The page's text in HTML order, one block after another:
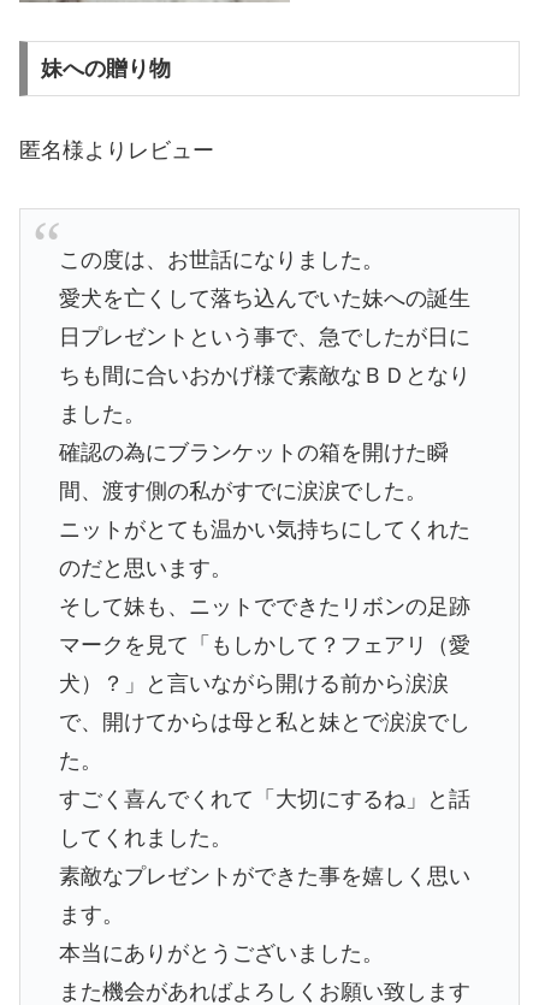
妹への贈り物
匿名様よりレビュー
この度は、お世話になりました。
愛犬を亡くして落ち込んでいた妹への誕生
日プレゼントという事で、急でしたが日に
ちも間に合いおかげ様で素敵なＢＤとなり
ました。
確認の為にブランケットの箱を開けた瞬
間、渡す側の私がすでに涙涙でした。
ニットがとても温かい気持ちにしてくれた
のだと思います。
そして妹も、ニットでできたリボンの足跡
マークを見て「もしかして？フェアリ（愛
犬）？」と言いながら開ける前から涙涙
で、開けてからは母と私と妹とで涙涙でし
た。
すごく喜んでくれて「大切にするね」と話
してくれました。
素敵なプレゼントができた事を嬉しく思い
ます。
本当にありがとうございました。
また機会があればよろしくお願い致します